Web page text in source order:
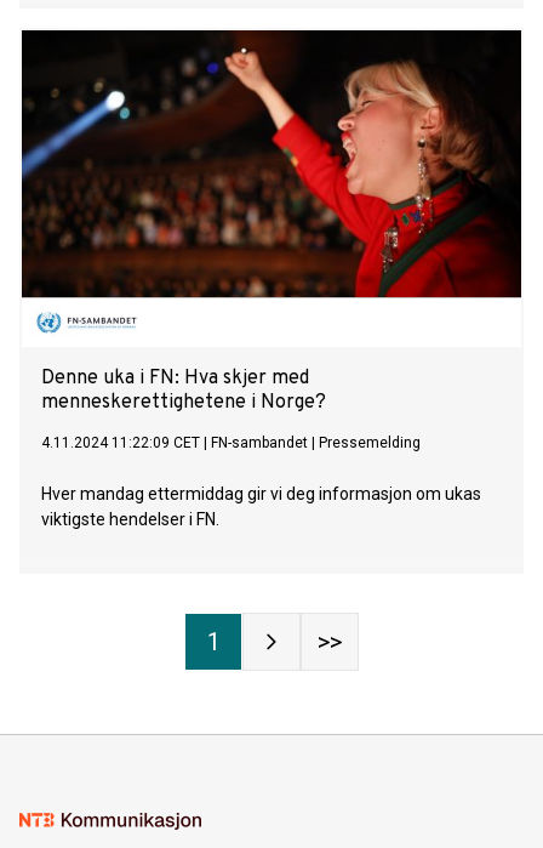
Denne uka i FN: Hva skjer med
menneskerettighetene i Norge?
4.11.2024 11:22:09 CET FN-sambandet Pressemelding
Hver mandag ettermiddag gir vi deg informasjon om ukas
viktigste hendelser i FN.
1 >>